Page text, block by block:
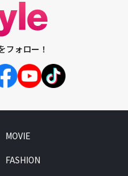
フォロー！
MOVIE
FASHION